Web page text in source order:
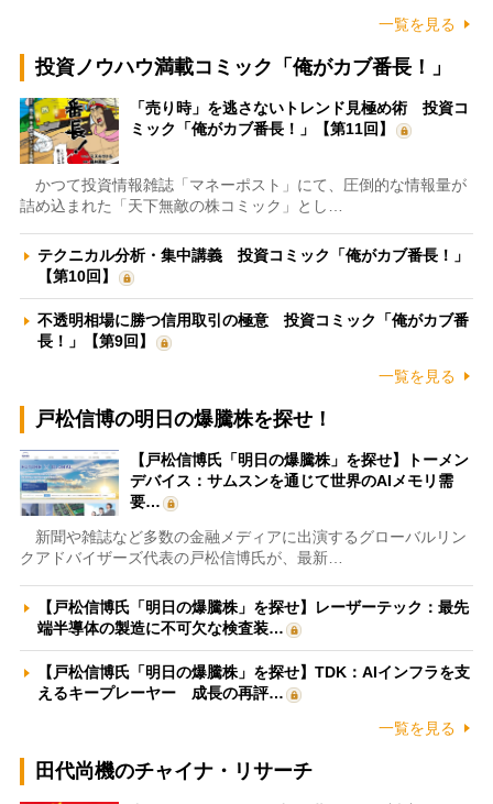
一覧を見る
投資ノウハウ満載コミック「俺がカブ番長！」
「売り時」を逃さないトレンド見極め術 投資コ
ミック「俺がカブ番長！」【第11回】
かつて投資情報雑誌「マネーポスト」にて、圧倒的な情報量が
詰め込まれた「天下無敵の株コミック」とし…
テクニカル分析・集中講義 投資コミック「俺がカブ番長！」
【第10回】
不透明相場に勝つ信用取引の極意 投資コミック「俺がカブ番
長！」【第9回】
一覧を見る
戸松信博の明日の爆騰株を探せ！
【戸松信博氏「明日の爆騰株」を探せ】トーメン
デバイス：サムスンを通じて世界のAIメモリ需
要…
新聞や雑誌など多数の金融メディアに出演するグローバルリン
クアドバイザーズ代表の戸松信博氏が、最新…
【戸松信博氏「明日の爆騰株」を探せ】レーザーテック：最先
端半導体の製造に不可欠な検査装…
【戸松信博氏「明日の爆騰株」を探せ】TDK：AIインフラを支
えるキープレーヤー 成長の再評…
一覧を見る
田代尚機のチャイナ・リサーチ